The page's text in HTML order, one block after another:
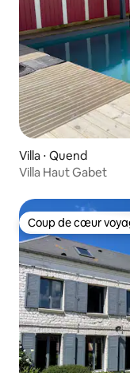
Villa ⋅ Quend
Villa Haut Gabet
Coup de cœur
Coup de cœur